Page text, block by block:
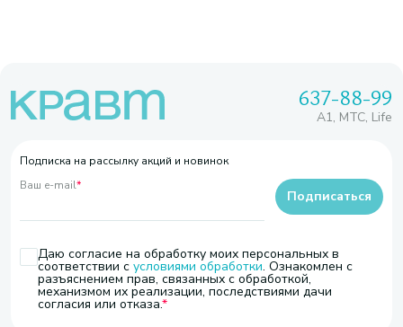
637-88-99
A1, МТС, Life
Подписка на рассылку акций и новинок
Ваш e-mail*
Даю согласие на обработку моих персональных в
соответствии с условиями обработки. Ознакомлен с
разъяснением прав, связанных с обработкой,
механизмом их реализации, последствиями дачи
согласия или отказа.
Подписаться